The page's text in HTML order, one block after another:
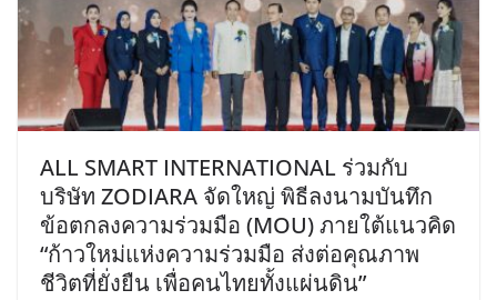
ALL SMART INTERNATIONAL ร่วมกับ
บริษัท ZODIARA จัดใหญ่ พิธีลงนามบันทึก
ข้อตกลงความร่วมมือ (MOU) ภายใต้แนวคิด
“ก้าวใหม่แห่งความร่วมมือ ส่งต่อคุณภาพ
ชีวิตที่ยั่งยืน เพื่อคนไทยทั้งแผ่นดิน”